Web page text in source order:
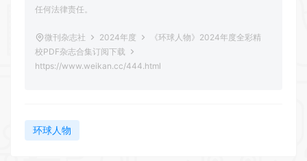
任何法律责任。
微刊杂志社 2024年度
《环球人物》2024年度全彩精
校PDF杂志合集订阅下载
https://www.weikan.cc/444.html
环球人物